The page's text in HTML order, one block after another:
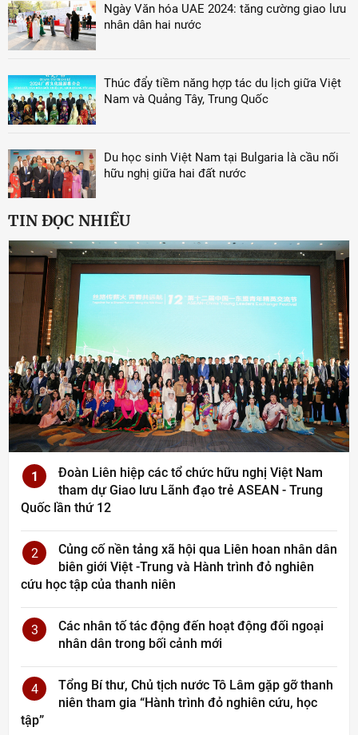
Ngày Văn hóa UAE 2024: tăng cường giao lưu
nhân dân hai nước
Thúc đẩy tiềm năng hợp tác du lịch giữa Việt
Nam và Quảng Tây, Trung Quốc
Du học sinh Việt Nam tại Bulgaria là cầu nối
hữu nghị giữa hai đất nước
TIN ĐỌC NHIỀU
1
Đoàn Liên hiệp các tổ chức hữu nghị Việt Nam
tham dự Giao lưu Lãnh đạo trẻ ASEAN - Trung
Quốc lần thứ 12
2
Củng cố nền tảng xã hội qua Liên hoan nhân dân
biên giới Việt -Trung và Hành trình đỏ nghiên
cứu học tập của thanh niên
3
Các nhân tố tác động đến hoạt động đối ngoại
nhân dân trong bối cảnh mới
4
Tổng Bí thư, Chủ tịch nước Tô Lâm gặp gỡ thanh
niên tham gia “Hành trình đỏ nghiên cứu, học
tập”